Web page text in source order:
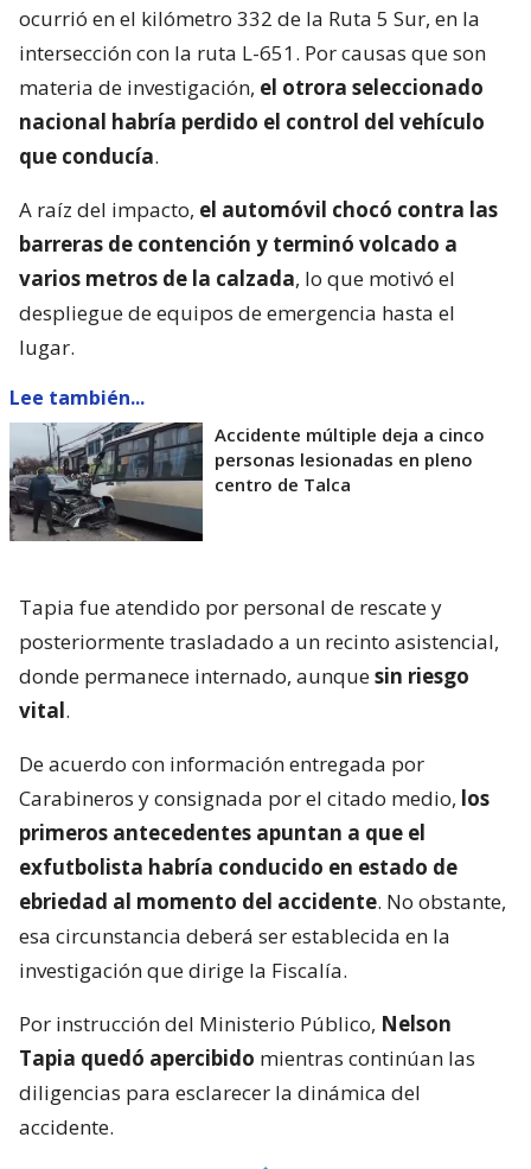
ocurrió en el kilómetro 332 de la Ruta 5 Sur, en la
intersección con la ruta L-651. Por causas que son
materia de investigación, el otrora seleccionado
nacional habría perdido el control del vehículo
que conducía.
A raíz del impacto, el automóvil chocó contra las
barreras de contención y terminó volcado a
varios metros de la calzada, lo que motivó el
despliegue de equipos de emergencia hasta el
lugar.
Lee también...
Accidente múltiple deja a cinco
personas lesionadas en pleno
centro de Talca
Tapia fue atendido por personal de rescate y
posteriormente trasladado a un recinto asistencial,
donde permanece internado, aunquesin riesgo
vital.
De acuerdo con información entregada por
Carabineros y consignada por el citado medio, los
primeros antecedentes apuntan a que el
exfutbolista habría conducido en estado de
ebriedad al momento del accidente. No obstante,
esa circunstancia deberá ser establecida en la
investigación que dirige la Fiscalía.
Por instrucción del Ministerio Público, Nelson
Tapia quedó apercibido mientras continúan las
diligencias para esclarecer la dinámica del
accidente.